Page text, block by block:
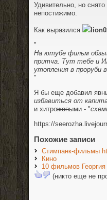
Удивительно, но
непостижимо.
Как выразился
"
На ютубе фильм
притча. Тут тебе и
утопления в
"
Я бы еще добавил
избавиться от
и хитрожопыми - "
https://
Похожие записи
Стимпанк-фильмы
Кино
10 фильмов
(никто еще не